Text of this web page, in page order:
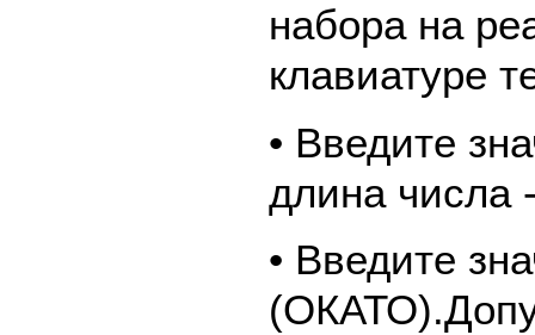
набора на
клавиатуре
• Введите
длина числа
• Введите